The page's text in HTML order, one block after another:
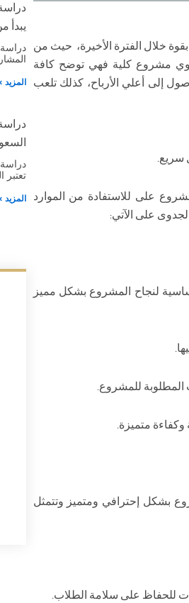
خلال الفترة الأخيرة، حيث من
مشروع كلية فهي توضح كافة
إلى أعلي الأرباح، كذلك تلعب
سريع.
على للاستفادة من الموارد
على الآتي:
لنجاح المشروع بشكل مميز
المطلوبة للمشروع.
وكفاءة متميزة.
بشكل إحترافي ومتميز وتتمثل
للحفاظ على سلامة الطلاب.
يبدأ
المزيد
تعتبر
المزيد